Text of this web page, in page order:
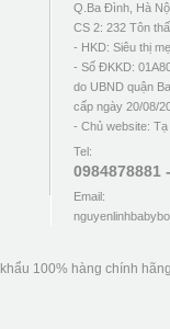
Q.Ba Đình, Hà
CS 2: 232 Tôn
- HKD: Siêu thị
- Số ĐKKD:
do UBND quận
cấp ngày 20/08/
- Chủ website:
Tel:
0984878881
Email:
100% hàng chính